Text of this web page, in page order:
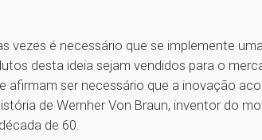
vezes é necessário que se implemente
desta ideia sejam vendidos para o
afirmam ser necessário que a inovação
de Wernher Von Braun, inventor do
de 60.